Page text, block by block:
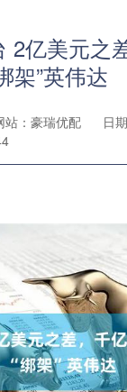
2亿美元之
架”英伟达
站：豪瑞优配
日